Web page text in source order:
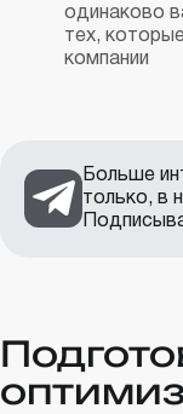
одинаково
тех,
компании
Больше
только, в